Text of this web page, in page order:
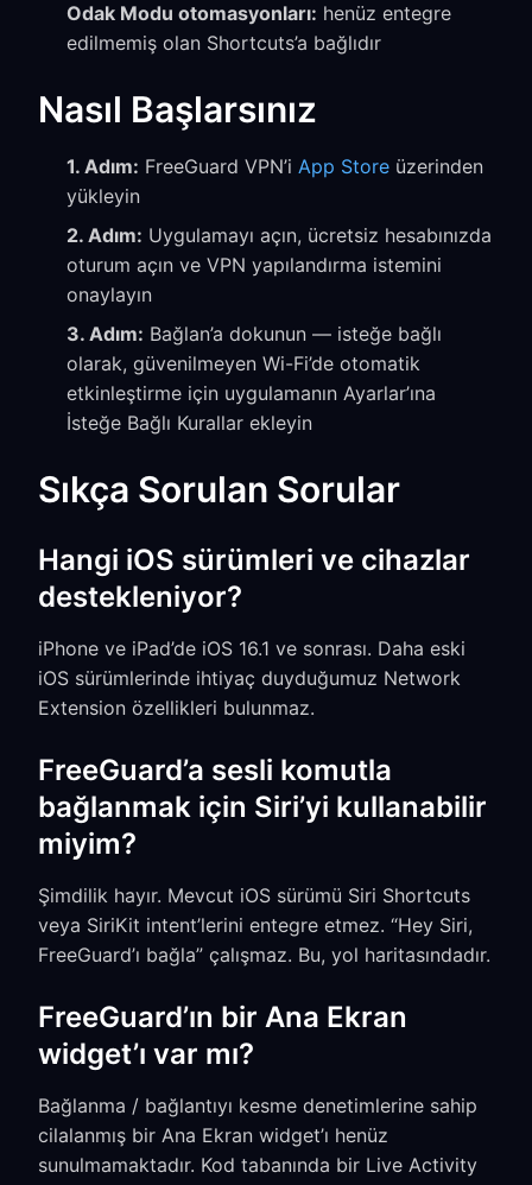
Odak Modu otomasyonları: henüz entegre
edilmemiş olan Shortcuts’a bağlıdır
Nasıl Başlarsınız
1. Adım: FreeGuard VPN’i App Store üzerinden
yükleyin
2. Adım: Uygulamayı açın, ücretsiz hesabınızda
oturum açın ve VPN yapılandırma istemini
onaylayın
3. Adım: Bağlan’a dokunun — isteğe bağlı
olarak, güvenilmeyen Wi-Fi’de otomatik
etkinleştirme için uygulamanın Ayarlar’ına
İsteğe Bağlı Kurallar ekleyin
Sıkça Sorulan Sorular
Hangi iOS sürümleri ve cihazlar
destekleniyor?
iPhone ve iPad’de iOS 16.1 ve sonrası. Daha eski
iOS sürümlerinde ihtiyaç duyduğumuz Network
Extension özellikleri bulunmaz.
FreeGuard’a sesli komutla
bağlanmak için Siri’yi kullanabilir
miyim?
Şimdilik hayır. Mevcut iOS sürümü Siri Shortcuts
veya SiriKit intent’lerini entegre etmez. “Hey Siri,
FreeGuard’ı bağla” çalışmaz. Bu, yol haritasındadır.
FreeGuard’ın bir Ana Ekran
widget’ı var mı?
Bağlanma / bağlantıyı kesme denetimlerine sahip
cilalanmış bir Ana Ekran widget’ı henüz
sunulmamaktadır. Kod tabanında bir Live Activity